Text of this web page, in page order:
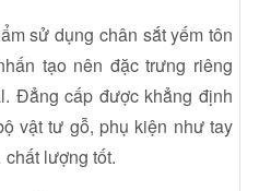
sử dụng chân sắt yếm tôn
tạo nên đặc trưng riêng
Đẳng cấp được khẳng định
vật tư gỗ, phụ kiện như tay
lượng tốt.